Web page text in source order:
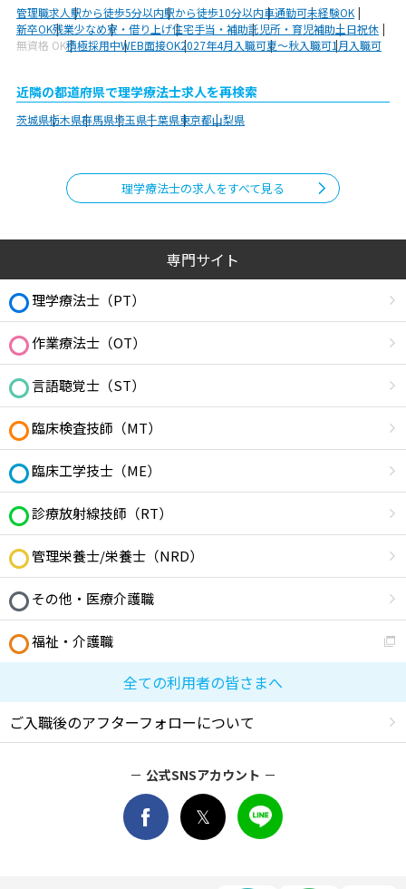
管理職求人駅から徒歩5分以内駅から徒歩10分以内車通勤可未経験OK
新卒OK残業少なめ寮・借り上げ住宅手当・補助託児所・育児補助土日祝休
無資格 OK積極採用中WEB面接OK2027年4月入職可夏～秋入職可1月入職可
近隣の都道府県で理学療法士求人を再検索
茨城県栃木県群馬県埼玉県千葉県東京都山梨県
理学療法士の求人をすべて見る
専門サイト
理学療法士（PT）
作業療法士（OT）
言語聴覚士（ST）
臨床検査技師（MT）
臨床工学技士（ME）
診療放射線技師（RT）
管理栄養士/栄養士（NRD）
その他・医療介護職
福祉・介護職
全ての利用者の皆さまへ
ご入職後のアフターフォローについて
公式SNSアカウント